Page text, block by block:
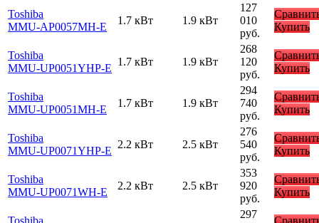
Toshiba
MMU-AP0057MH-E
1.7 кВт 1.9 кВт
127
010
руб.
Купить
Toshiba
MMU-UP0051YHP-E
1.7 кВт 1.9 кВт
268
120
руб.
Купить
Toshiba
MMU-UP0051MH-E
1.7 кВт 1.9 кВт
294
740
руб.
Купить
Toshiba
MMU-UP0071YHP-E
2.2 кВт 2.5 кВт
276
540
руб.
Купить
Toshiba
MMU-UP0071WH-E
2.2 кВт 2.5 кВт
353
920
руб.
Купить
Toshiba
297